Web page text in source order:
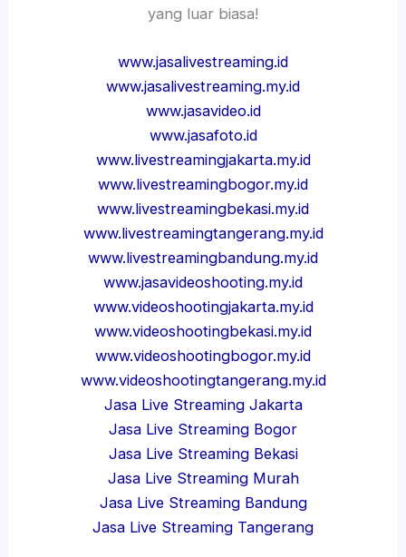
yang luar biasa!
www.jasalivestreaming.id
www.jasalivestreaming.my.id
www.jasavideo.id
www.jasafoto.id
www.livestreamingjakarta.my.id
www.livestreamingbogor.my.id
www.livestreamingbekasi.my.id
www.livestreamingtangerang.my.id
www.livestreamingbandung.my.id
www.jasavideoshooting.my.id
www.videoshootingjakarta.my.id
www.videoshootingbekasi.my.id
www.videoshootingbogor.my.id
www.videoshootingtangerang.my.id
Jasa Live Streaming Jakarta
Jasa Live Streaming Bogor
Jasa Live Streaming Bekasi
Jasa Live Streaming Murah
Jasa Live Streaming Bandung
Jasa Live Streaming Tangerang